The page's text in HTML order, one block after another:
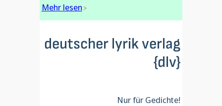
Mehr lesen
deutscher lyrik verlag
{dlv}
Nur für Gedichte!